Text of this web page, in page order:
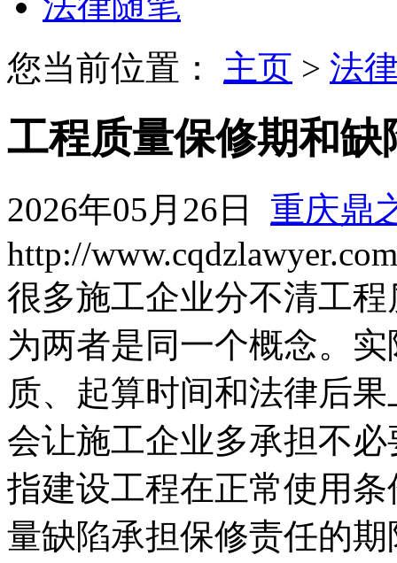
您当前位置： 主页 > 法
工程质量保修期和
2026年05月26日 重庆鼎
http://www.cqdzlawyer.com
很多施工企业分不清工
为两者是同一个概念。
质、起算时间和法律后
会让施工企业多承担不
指建设工程在正常使用
量缺陷承担保修责任的